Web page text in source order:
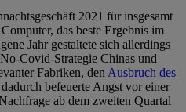
2021 für insgesamt
das beste Ergebnis im
Jahr gestaltete sich allerdings
Covid-Strategie Chinas und
Fabriken, denAusbruch des
befeuerte Angst vor einer
ab dem zweiten Quartal